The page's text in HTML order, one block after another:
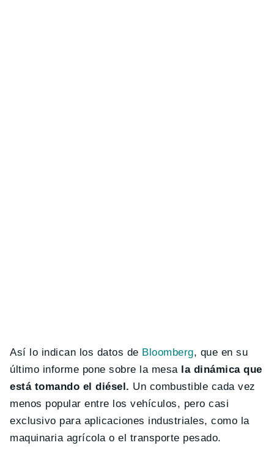
Así lo indican los datos de Bloomberg, que en su
último informe pone sobre la mesa la dinámica que
está tomando el diésel. Un combustible cada vez
menos popular entre los vehículos, pero casi
exclusivo para aplicaciones industriales, como la
maquinaria agrícola o el transporte pesado.